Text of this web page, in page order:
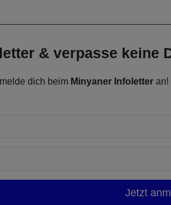
& verpasse keine
dich beim Minyaner Infoletter an!